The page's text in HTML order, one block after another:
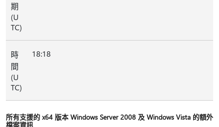
期
(U
TC)
時
間
(U
TC)
18:18
所有支援的 x64 版本 Windows Server 2008 及 Windows Vista 的額外
檔案資訊